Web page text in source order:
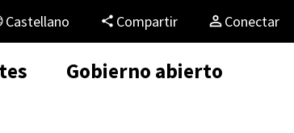
Castellano Compartir Conectar
Gobierno abierto